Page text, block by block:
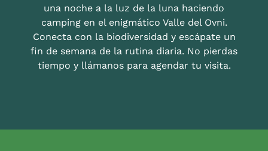
una noche a la luz de la luna haciendo
camping en el enigmático Valle del Ovni.
Conecta con la biodiversidad y escápate un
fin de semana de la rutina diaria. No pierdas
tiempo y llámanos para agendar tu visita.